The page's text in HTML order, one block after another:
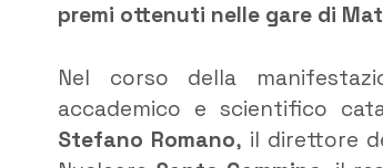
premi ottenuti nelle gare di
Nel corso della
accademico e scientifico
Stefano Romano, il direttore